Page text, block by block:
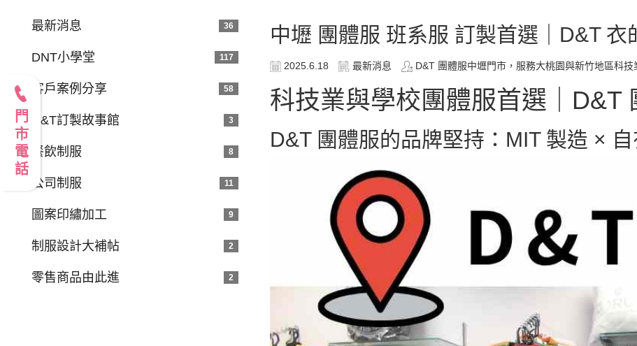
最新消息 36
DNT小學堂 117
客戶案例分享 58
D&T訂製故事館 3
餐飲制服 8
公司制服 11
圖案印繡加工 9
制服設計大補帖 2
零售商品由此進 2
中壢 團體服 班系服 訂製首選｜D&T
2025.6.18 最新消息 D&T 團體服中壢門市，服務大桃園與新竹地區科
科技業與學校團體服首選｜D&T
D&T 團體服的品牌堅持：MIT 製造 ×
門市電話